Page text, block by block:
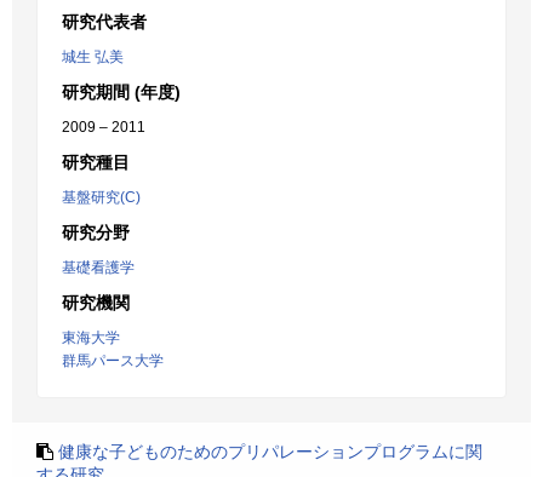
研究代表者
城生 弘美
研究期間 (年度)
2009 – 2011
研究種目
基盤研究(C)
研究分野
基礎看護学
研究機関
東海大学
群馬パース大学
健康な子どものためのプリパレーションプログラムに関